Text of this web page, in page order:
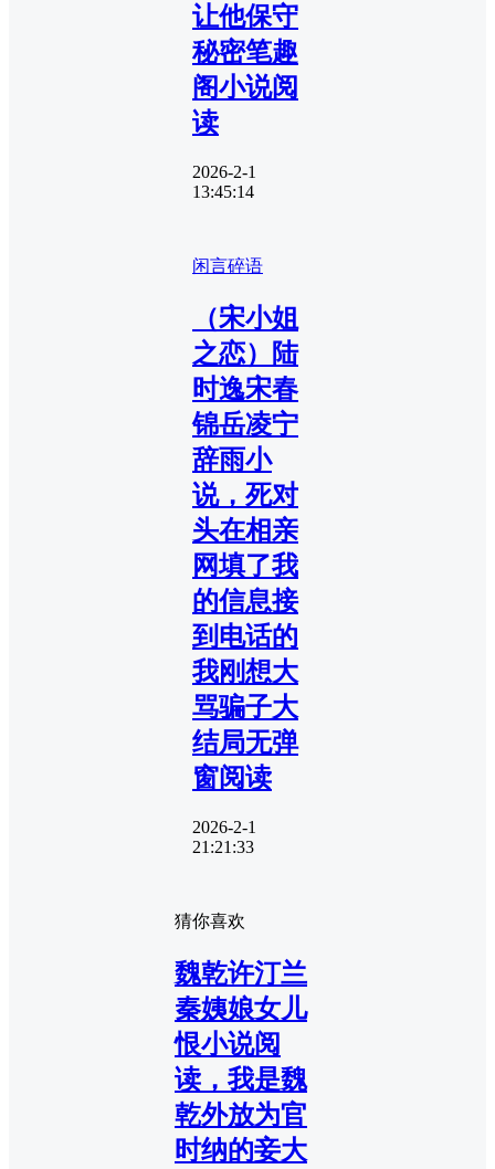
让他保守
秘密笔趣
阁小说阅
读
2026-2-1
13:45:14
闲言碎语
（宋小姐
之恋）陆
时逸宋春
锦岳凌宁
辞雨小
说，死对
头在相亲
网填了我
的信息接
到电话的
我刚想大
骂骗子大
结局无弹
窗阅读
2026-2-1
21:21:33
猜你喜欢
魏乾许汀兰
秦姨娘女儿
恨小说阅
读，我是魏
乾外放为官
时纳的妾大